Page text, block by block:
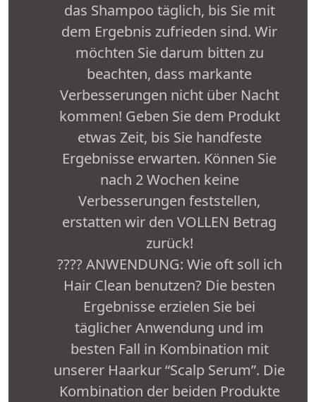
das Shampoo täglich, bis Sie mit
dem Ergebnis zufrieden sind. Wir
möchten Sie darum bitten zu
beachten, dass markante
Verbesserungen nicht über Nacht
kommen! Geben Sie dem Produkt
etwas Zeit, bis Sie handfeste
Ergebnisse erwarten. Können Sie
nach 2 Wochen keine
Verbesserungen feststellen,
erstatten wir den VOLLEN Betrag
zurück!
???? ANWENDUNG: Wie oft soll ich
Hair Clean benutzen? Die besten
Ergebnisse erzielen Sie bei
täglicher Anwendung und im
besten Fall in Kombination mit
unserer Haarkur “Scalp Serum”. Die
Kombination der beiden Produkte